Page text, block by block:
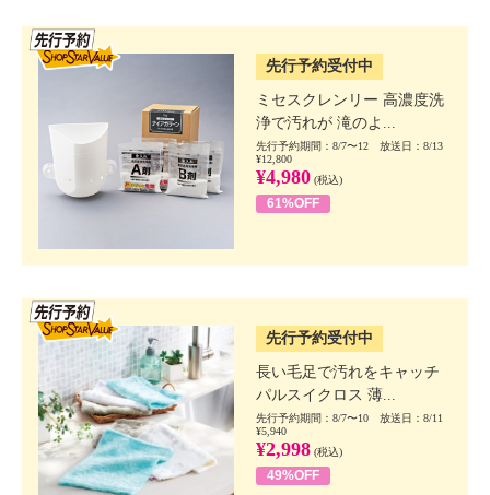
先行予約受付中
ミセスクレンリー 高濃度洗
浄で汚れが 滝のよ...
先行予約期間：8/7〜12 放送日：8/13
¥12,800
¥4,980 (税込)
61%OFF
先行予約受付中
長い毛足で汚れをキャッチ
パルスイクロス 薄...
先行予約期間：8/7〜10 放送日：8/11
¥5,940
¥2,998 (税込)
49%OFF